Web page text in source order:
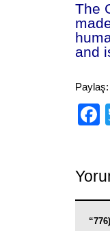
The
and
Paylaş: